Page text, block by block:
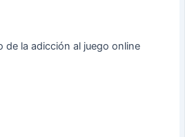
de la adicción al juego online